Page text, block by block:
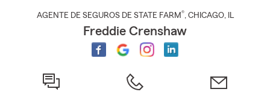
AGENTE DE SEGUROS DE STATE FARM®, CHICAGO, IL
Freddie Crenshaw